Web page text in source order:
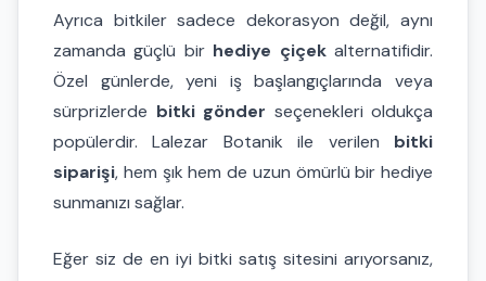
Ayrıca bitkiler sadece dekorasyon değil, aynı
zamanda güçlü bir hediye çiçekalternatifidir.
Özel günlerde, yeni iş başlangıçlarında veya
sürprizlerde bitki gönder seçenekleri oldukça
popülerdir. Lalezar Botanik ile verilen bitki
siparişi, hem şık hem de uzun ömürlü bir hediye
sunmanızı sağlar.
Eğer siz de en iyi bitki satış sitesini arıyorsanız,